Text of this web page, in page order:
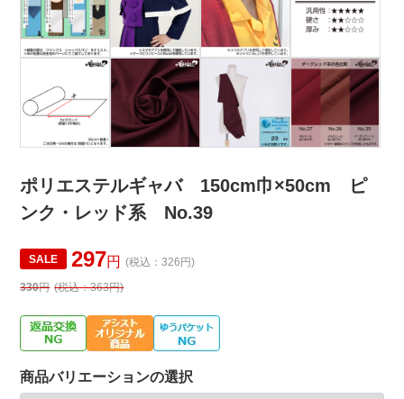
ポリエステルギャバ 150cm巾×50cm ピ
ンク・レッド系 No.39
SALE 297円 (税込：326円)
330円 (税込：363円)
商品バリエーションの選択